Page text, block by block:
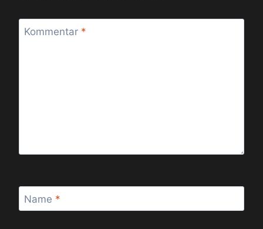
Kommentar *
Name *